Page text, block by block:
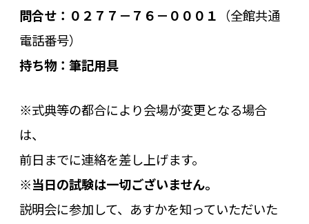
問合せ：０２７７－７６－０００１ （全館共通
電話番号）
持ち物：筆記用具
※式典等の都合により会場が変更となる場合
は、
前日までに連絡を差し上げます。
※当日の試験は一切ございません。
説明会に参加して、あすかを知っていただいた